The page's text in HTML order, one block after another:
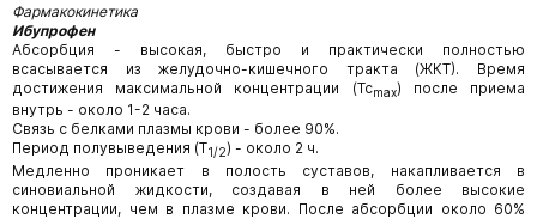
Фармакокинетика
Ибупрофен
Абсорбция - высокая, быстро и практически полностью
всасывается из желудочно-кишечного тракта (ЖКТ). Время
достижения максимальной концентрации (Tcmax) после приема
внутрь - около 1-2 часа.
Связь с белками плазмы крови - более 90%.
Период полувыведения (T1/2) - около 2 ч.
Медленно проникает в полость суставов, накапливается в
синовиальной жидкости, создавая в ней более высокие
концентрации, чем в плазме крови. После абсорбции около 60%